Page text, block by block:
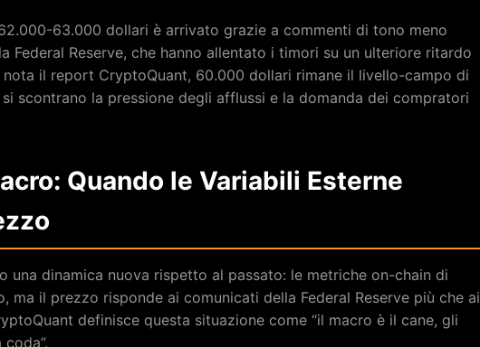
63.000 dollari è arrivato grazie a commenti di tono meno
Federal Reserve, che hanno allentato i timori su un ulteriore ritardo
il report CryptoQuant, 60.000 dollari rimane il livello-campo di
scontrano la pressione degli afflussi e la domanda dei compratori
Quando le Variabili Esterne
una dinamica nuova rispetto al passato: le metriche on-chain di
ma il prezzo risponde ai comunicati della Federal Reserve più che ai
definisce questa situazione come “il macro è il cane, gli